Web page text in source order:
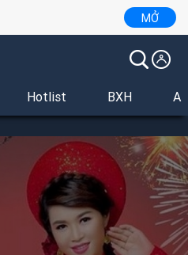
MỞ
Hotlist BXH